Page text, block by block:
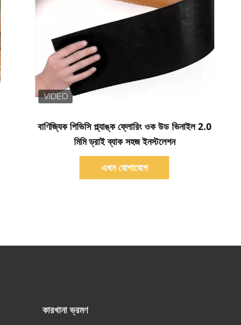
বাণিজ্যিক পিভিসি প্ল্যাঙ্ক ফ্লোরিং ওক উড ভিনাইল 2.0
মিমি ড্রাই ব্যাক সহজ ইনস্টলেশন
এখন যোগাযোগ
কারখানা ভ্রমণ